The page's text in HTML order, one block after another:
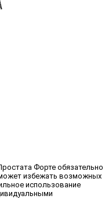
Форте обязательно
избежать возможных
использование